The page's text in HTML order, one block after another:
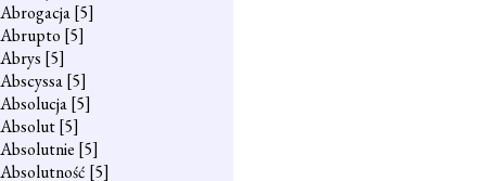
Abrogacja[5]
Abrupto [5]
Abrys [5]
Abscyssa[5]
Absolucja[5]
Absolut[5]
Absolutnie [5]
Absolutność [5]